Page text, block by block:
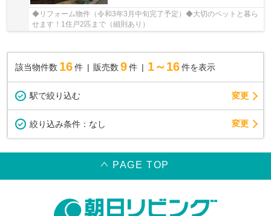
◆リフォーム物件（令和3年3月中旬完了予定）◆大切のペットと暮ら
せます！1住戸2匹まで（細則あり）
該当物件数 16件 販売数 9 件 1～16 件を表示
駅で絞り込む 変更
絞り込み条件： なし 変更
PAGE TOP